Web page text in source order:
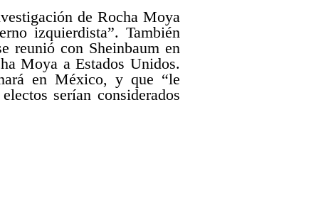
de Rocha Moya
izquierdista”. También
reunió con Sheinbaum en
Moya a Estados Unidos.
en México, y que “le
serían considerados